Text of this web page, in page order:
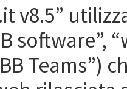
v8.5”
software”,
Teams”)